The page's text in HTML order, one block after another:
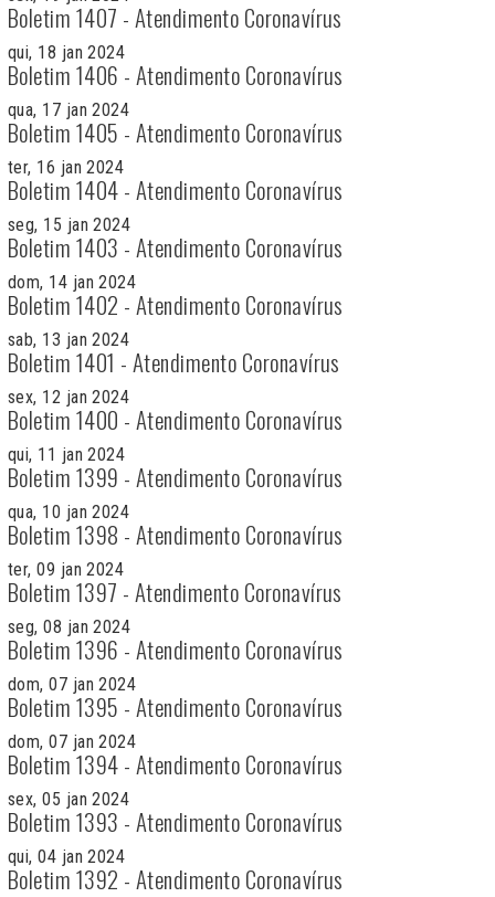
Boletim 1407 - Atendimento Coronavírus
qui, 18 jan 2024
Boletim 1406 - Atendimento Coronavírus
qua, 17 jan 2024
Boletim 1405 - Atendimento Coronavírus
ter, 16 jan 2024
Boletim 1404 - Atendimento Coronavírus
seg, 15 jan 2024
Boletim 1403 - Atendimento Coronavírus
dom, 14 jan 2024
Boletim 1402 - Atendimento Coronavírus
sab, 13 jan 2024
Boletim 1401 - Atendimento Coronavírus
sex, 12 jan 2024
Boletim 1400 - Atendimento Coronavírus
qui, 11 jan 2024
Boletim 1399 - Atendimento Coronavírus
qua, 10 jan 2024
Boletim 1398 - Atendimento Coronavírus
ter, 09 jan 2024
Boletim 1397 - Atendimento Coronavírus
seg, 08 jan 2024
Boletim 1396 - Atendimento Coronavírus
dom, 07 jan 2024
Boletim 1395 - Atendimento Coronavírus
dom, 07 jan 2024
Boletim 1394 - Atendimento Coronavírus
sex, 05 jan 2024
Boletim 1393 - Atendimento Coronavírus
qui, 04 jan 2024
Boletim 1392 - Atendimento Coronavírus